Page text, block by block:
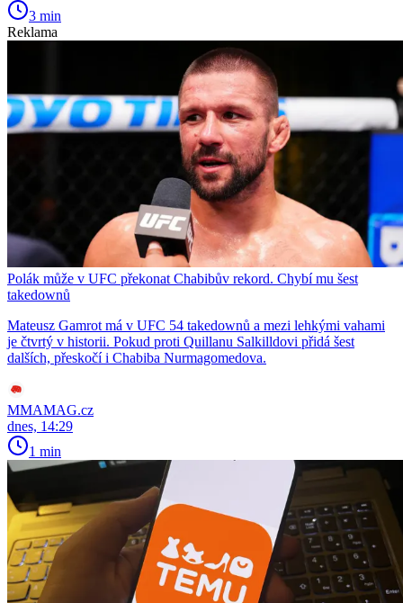
3 min
Reklama
Polák může v UFC překonat Chabibův rekord. Chybí mu šest
takedownů
Mateusz Gamrot má v UFC 54 takedownů a mezi lehkými vahami
je čtvrtý v historii. Pokud proti Quillanu Salkilldovi přidá šest
dalších, přeskočí i Chabiba Nurmagomedova.
MMAMAG.cz
dnes, 14:29
1 min